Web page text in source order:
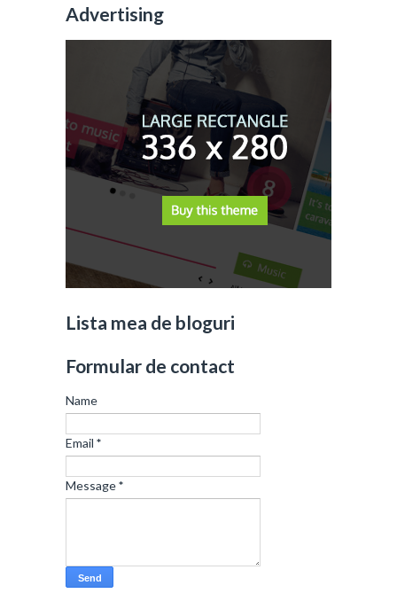
Advertising
Lista mea de bloguri
Formular de contact
Name
Email *
Message*